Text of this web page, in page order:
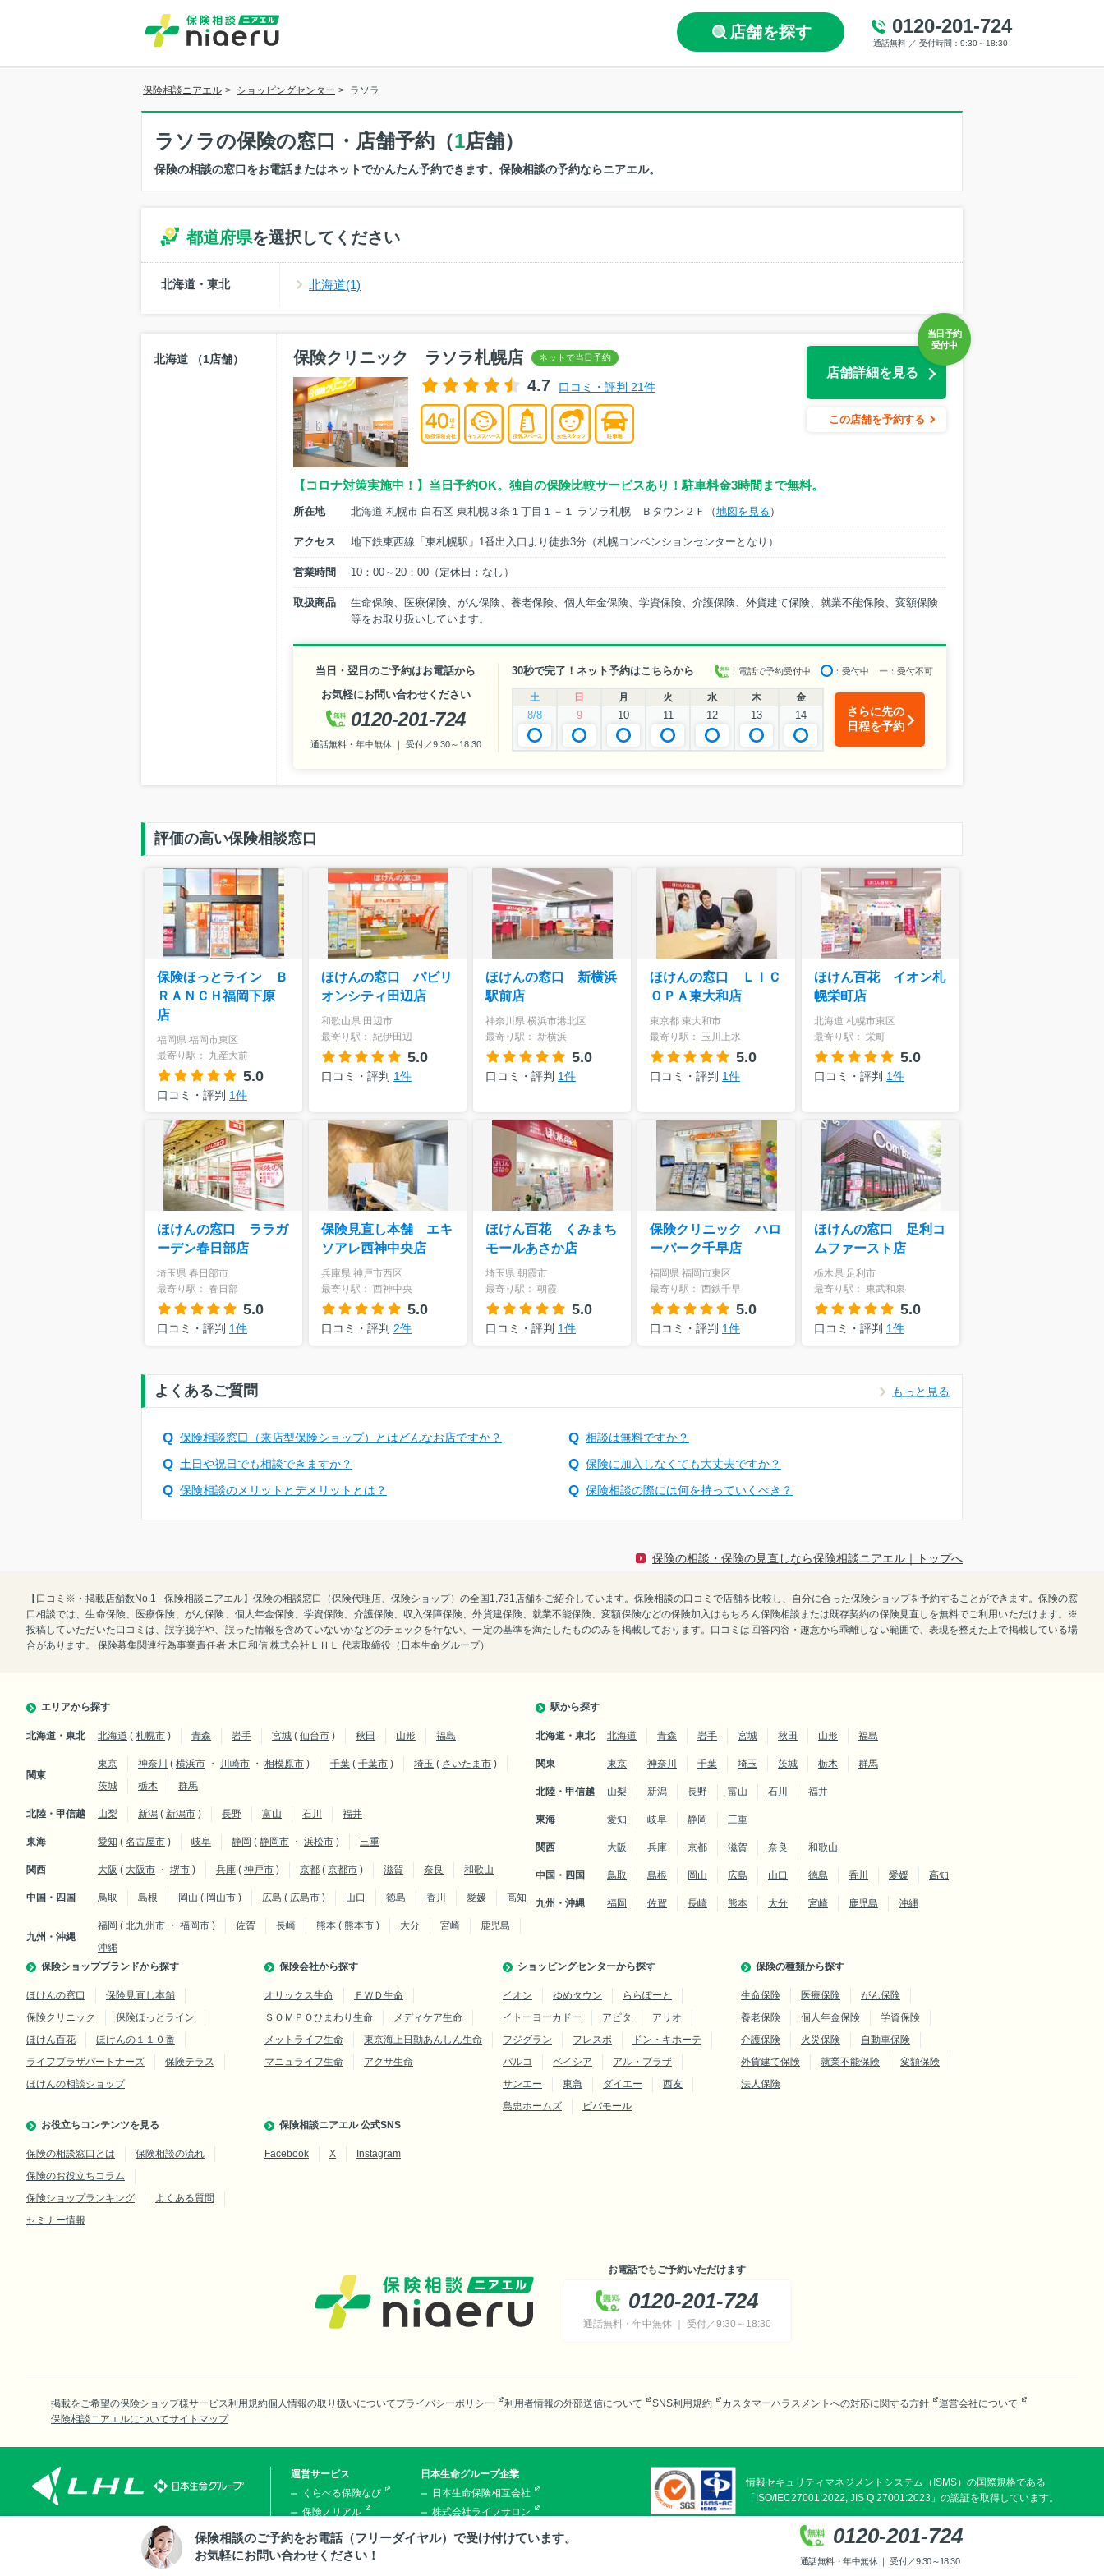
店舗を探す 0120-201-724
通話無料 ／ 受付時間：9:30～18:30
保険相談ニアエル > ショッピングセンター > ラソラ
ラソラの保険の窓口・店舗予約（1店舗）
保険の相談の窓口をお電話またはネットでかんたん予約できます。保険相談の予約ならニアエル。
都道府県を選択してください
北海道・東北 北海道(1)
北海道 （1店舗）
保険クリニック ラソラ札幌店
4.7
口コミ・評判 21件
店舗詳細を見る
この店舗を予約する
【コロナ対策実施中！】当日予約OK。独自の保険比較サービスあり！駐車料金3時間まで無料。
所在地 北海道 札幌市 白石区 東札幌３条１丁目１－１ ラソラ札幌 Ｂタウン２Ｆ（地図を見る ）
アクセス 地下鉄東⻄線「東札幌駅」1番出入口より徒歩3分（札幌コンベンションセンターとなり）
営業時間 10：00～20：00（定休日：なし）
取扱商品
生命保険、医療保険、がん保険、養老保険、個人年金保険、学資保険、介護保険、外貨建て保険、就業不能保険、変額保険
等をお取り扱いしています。
当日・翌日のご予約はお電話から
お気軽にお問い合わせください
0120-201-724
通話無料・年中無休 ｜ 受付／9:30～18:30
30秒で完了！ネット予約はこちらから ：電話で予約受付中 ：受付中 ー ：受付不可
土 日 月 火 水 木 金
8/8 9 10 11 12 13 14
さらに先の
日程を予約
評価の高い保険相談窓口
保険ほっとライン Ｂ
ＲＡＮＣＨ福岡下原
店
福岡県 福岡市東区
最寄り駅： 九産大前
5.0
口コミ・評判 1件
ほけんの窓口 パビリ
オンシティ田辺店
和歌山県 田辺市
最寄り駅： 紀伊田辺
5.0
口コミ・評判 1件
ほけんの窓口 新横浜
駅前店
神奈川県 横浜市港北区
最寄り駅： 新横浜
5.0
口コミ・評判 1件
ほけんの窓口 ＬＩＣ
ＯＰＡ東大和店
東京都 東大和市
最寄り駅： 玉川上水
5.0
口コミ・評判 1件
ほけん百花 イオン札
幌栄町店
北海道 札幌市東区
最寄り駅： 栄町
5.0
口コミ・評判 1件
ほけんの窓口 ララガ
ーデン春日部店
埼玉県 春日部市
最寄り駅： 春日部
5.0
口コミ・評判 1件
保険見直し本舗 エキ
ソアレ西神中央店
兵庫県 神戸市西区
最寄り駅： 西神中央
5.0
口コミ・評判 2件
ほけん百花 くみまち
モールあさか店
埼玉県 朝霞市
最寄り駅： 朝霞
5.0
口コミ・評判 1件
保険クリニック ハロ
ーパーク千早店
福岡県 福岡市東区
最寄り駅： 西鉄千早
5.0
口コミ・評判 1件
ほけんの窓口 足利コ
ムファースト店
栃木県 足利市
最寄り駅： 東武和泉
5.0
口コミ・評判 1件
よくあるご質問 もっと見る
保険相談窓口（来店型保険ショップ）とはどんなお店ですか？
相談は無料ですか？
土日や祝日でも相談できますか？
保険に加入しなくても大丈夫ですか？
保険相談のメリットとデメリットとは？
保険相談の際には何を持っていくべき？
保険の相談・保険の見直しなら保険相談ニアエル｜トップへ
【口コミ※・掲載店舗数No.1 - 保険相談ニアエル】保険の相談窓口（保険代理店、保険ショップ）の全国1,731店舗をご紹介しています。保険相談の口コミで店舗を比較し、自分に合った保険ショップを予約することができます。保険の窓
口相談では、生命保険、医療保険、がん保険、個人年金保険、学資保険、介護保険、収入保障保険、外貨建保険、就業不能保険、変額保険などの保険加入はもちろん保険相談または既存契約の保険見直しを無料でご利用いただけます。※
投稿していただいた口コミは、誤字脱字や、誤った情報を含めていないかなどのチェックを行ない、一定の基準を満たしたもののみを掲載しております。口コミは回答内容・趣意から乖離しない範囲で、表現を整えた上で掲載している場
合があります。 保険募集関連行為事業責任者 木口和信 株式会社ＬＨＬ 代表取締役（日本生命グループ）
エリアから探す
北海道・東北 北海道 ( 札幌市 ) 青森 岩手 宮城 ( 仙台市 ) 秋田 山形 福島
関東
東京 神奈川 ( 横浜市 ・ 川崎市 ・ 相模原市 ) 千葉 ( 千葉市 ) 埼玉 ( さいたま市 )
茨城
栃木 群馬
北陸・甲信越 山梨 新潟 ( 新潟市 ) 長野 富山 石川 福井
東海 愛知 ( 名古屋市 ) 岐阜 静岡 ( 静岡市 ・ 浜松市 ) 三重
関西 大阪 ( 大阪市 ・ 堺市 ) 兵庫 ( 神戸市 ) 京都 ( 京都市 ) 滋賀 奈良 和歌山
中国・四国 鳥取 島根 岡山 ( 岡山市 ) 広島 ( 広島市 ) 山口 徳島 香川 愛媛 高知
九州・沖縄
福岡 ( 北九州市 ・ 福岡市 ) 佐賀 長崎 熊本 ( 熊本市 ) 大分 宮崎
鹿児島
沖縄
駅から探す
北海道・東北 北海道 青森 岩手 宮城 秋田 山形 福島
関東 東京 神奈川 千葉 埼玉 茨城 栃木 群馬
北陸・甲信越 山梨 新潟 長野 富山 石川 福井
東海 愛知 岐阜 静岡 三重
関西 大阪 兵庫 京都 滋賀 奈良 和歌山
中国・四国 鳥取 島根 岡山 広島 山口 徳島 香川 愛媛 高知
九州・沖縄 福岡 佐賀 長崎 熊本 大分 宮崎 鹿児島 沖縄
保険ショップブランドから探す
ほけんの窓口
保険見直し本舗
保険クリニック
保険ほっとライン
ほけん百花
ほけんの１１０番
ライフプラザパートナーズ
保険テラス
ほけんの相談ショップ
保険会社から探す
オリックス生命
ＦＷＤ生命
ＳＯＭＰＯひまわり生命
メディケア生命
メットライフ生命
東京海上日動あんしん生命
マニュライフ生命
アクサ生命
ショッピングセンターから探す
イオン ゆめタウン
ららぽーと
イトーヨーカドー
アピタ
アリオ
フジグラン
フレスポ
ドン・キホーテ
パルコ
ベイシア
アル・プラザ
サンエー
東急 ダイエー
西友
島忠ホームズ
ビバモール
保険の種類から探す
生命保険 医療保険
がん保険
養老保険
個人年金保険
学資保険
介護保険
火災保険
自動車保険
外貨建て保険
就業不能保険
変額保険
法人保険
お役立ちコンテンツを見る
保険の相談窓口とは
保険相談の流れ
保険のお役立ちコラム
保険ショップランキング
よくある質問
セミナー情報
保険相談ニアエル 公式SNS
Facebook X Instagram
お電話でもご予約いただけます
0120-201-724
通話無料・年中無休 ｜ 受付／9:30～18:30
掲載をご希望の保険ショップ様サービス利用規約個人情報の取り扱いについてプライバシーポリシー 利用者情報の外部送信について SNS利用規約 カスタマーハラスメントへの対応に関する方針
運営会社について
保険相談ニアエルについてサイトマップ
東京都新宿区西新宿2丁目4番1号 新宿NSビル4階
運営サービス
くらべる保険なび
保険ノリアル
くらしのお金ニアエル
日本生命グループ企業
日本生命保険相互会社
株式会社ライフサロン
株式会社ほけんの110番
情報セキュリティマネジメントシステム（ISMS）の国際規格である
「ISO/IEC27001:2022, JIS Q 27001:2023」の認証を取得しています。
保険相談のご予約をお電話（フリーダイヤル）で受け付けています。
お気軽にお問い合わせください！
0120-201-724
通話無料・年中無休 ｜ 受付／9:30～18:30